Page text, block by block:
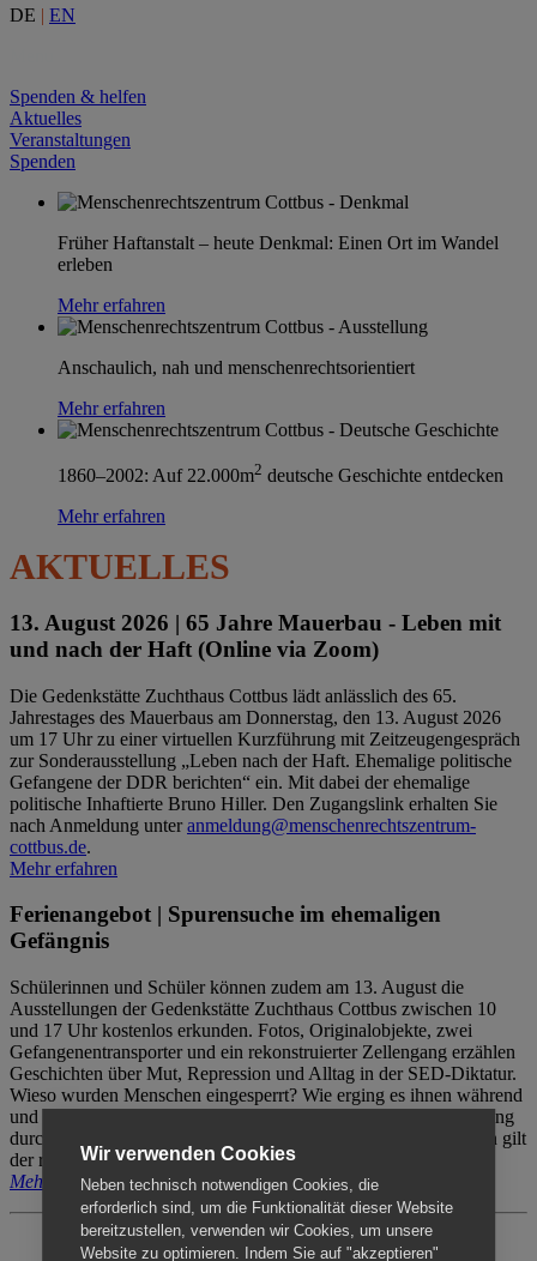
DE | EN
Spenden & helfen
Aktuelles
Veranstaltungen
Spenden
Früher Haftanstalt – heute Denkmal: Einen Ort im Wandel
erleben
Mehr erfahren
Anschaulich, nah und menschenrechtsorientiert
Mehr erfahren
1860–2002: Auf 22.000m2 deutsche Geschichte entdecken
Mehr erfahren
AKTUELLES
13. August 2026 | 65 Jahre Mauerbau - Leben mit
und nach der Haft (Online via Zoom)
Die Gedenkstätte Zuchthaus Cottbus lädt anlässlich des 65.
Jahrestages des Mauerbaus am Donnerstag, den 13. August 2026
um 17 Uhr zu einer virtuellen Kurzführung mit Zeitzeugengespräch
zur Sonderausstellung „Leben nach der Haft. Ehemalige politische
Gefangene der DDR berichten“ ein. Mit dabei der ehemalige
politische Inhaftierte Bruno Hiller. Den Zugangslink erhalten Sie
nach Anmeldung unteranmeldung@menschenrechtszentrum-
cottbus.de.
Mehr erfahren
Ferienangebot | Spurensuche im ehemaligen
Gefängnis
Schülerinnen und Schüler können zudem am 13. August die
Ausstellungen der Gedenkstätte Zuchthaus Cottbus zwischen 10
und 17 Uhr kostenlos erkunden. Fotos, Originalobjekte, zwei
Gefangenentransporter und ein rekonstruierter Zellengang erzählen
Geschichten über Mut, Repression und Alltag in der SED-Diktatur.
Wieso wurden Menschen eingesperrt? Wie erging es ihnen während
und nach der Haft? Der Besuch erfolgt individuell ohne Betreuung
durch das Menschenrechtszentrum Cottbus. Für Begleitpersonen gilt
der reguläre Eintritt (8€ / ermäßigt 5€).
Mehr erfahren
Wir verwenden Cookies
Neben technisch notwendigen Cookies, die
erforderlich sind, um die Funktionalität dieser Website
bereitzustellen, verwenden wir Cookies, um unsere
Website zu optimieren. Indem Sie auf "akzeptieren"